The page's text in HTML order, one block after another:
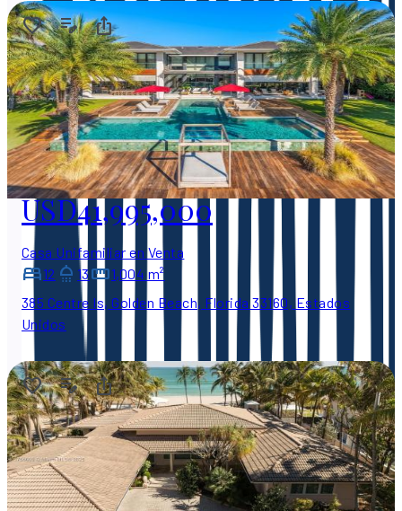
USD41,995,000
Casa Unifamiliar en Venta
12
13
1,004 m²
385 Centre Is, Golden Beach, Florida 33160, Estados
Unidos